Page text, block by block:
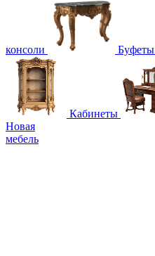
консоли Буфеты
Кабинеты
Новая
мебель